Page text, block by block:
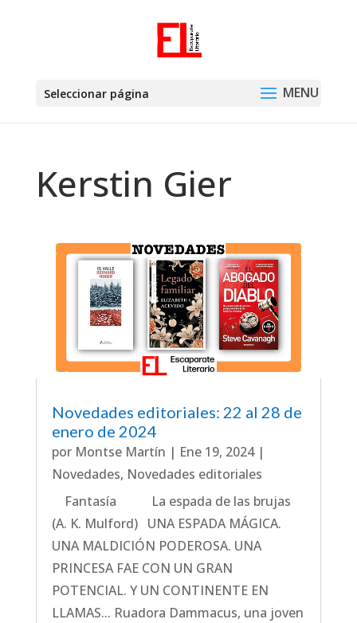
Seleccionar página
Kerstin Gier
Novedades editoriales: 22 al 28 de
enero de 2024
por Montse Martín | Ene 19, 2024|
Novedades, Novedades editoriales
Fantasía La espada de las brujas
(A. K. Mulford) UNA ESPADA MÁGICA.
UNA MALDICIÓN PODEROSA. UNA
PRINCESA FAE CON UN GRAN
POTENCIAL. Y UN CONTINENTE EN
LLAMAS... Ruadora Dammacus, una joven